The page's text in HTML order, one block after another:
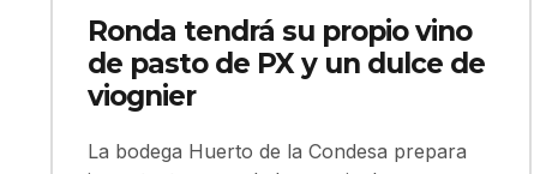
Ronda tendrá su propio vino
de pasto de PX y un dulce de
viognier
La bodega Huerto de la Condesa prepara